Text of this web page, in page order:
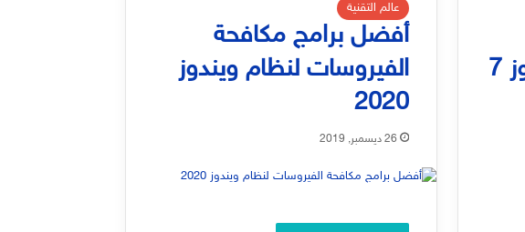
عالم التقنية
أفضل برامج مكافحة
الفيروسات لنظام ويندوز
2020
26 ديسمبر, 2019